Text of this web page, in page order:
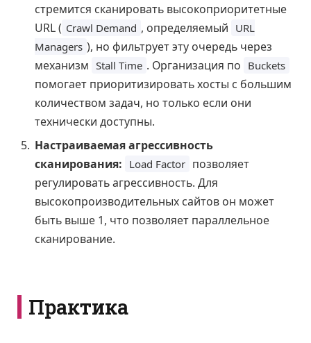
стремится сканировать высокоприоритетные
URL ( Crawl Demand , определяемый URL
Managers ), но фильтрует эту очередь через
механизм Stall Time . Организация по Buckets
помогает приоритизировать хосты с большим
количеством задач, но только если они
технически доступны.
Настраиваемая агрессивность
сканирования: Load Factor позволяет
регулировать агрессивность. Для
высокопроизводительных сайтов он может
быть выше 1, что позволяет параллельное
сканирование.
Практика